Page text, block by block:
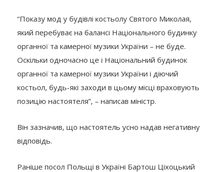
“Показу мод у будівлі костьолу Святого Миколая,
який перебуває на балансі Національного будинку
органної та камерної музики України – не буде.
Оскільки одночасно це і Національний будинок
органної та камерної музики України і діючий
костьол, будь-які заходи в цьому місці враховують
позицію настоятеля”, – написав міністр.
Він зазначив, що настоятель усно надав негативну
відповідь.
Раніше посол Польщі в Україні Бартош Ціхоцький